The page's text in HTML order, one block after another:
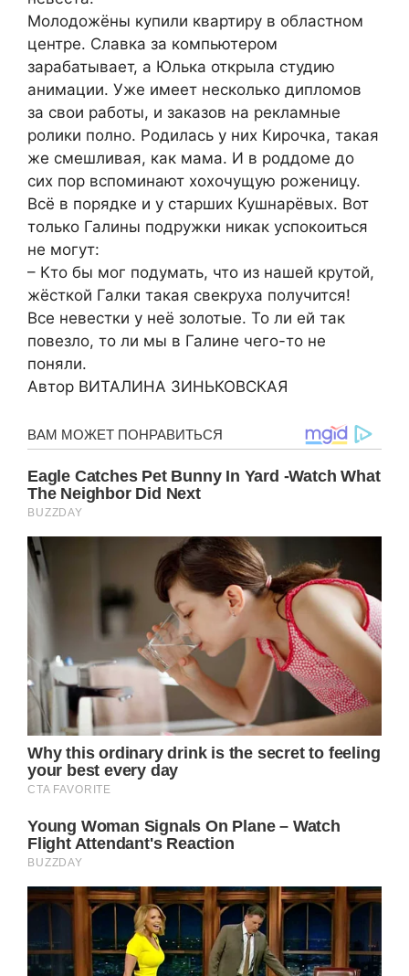
Молодожёны купили квартиру в областном
центре. Славка за компьютером
зарабатывает, а Юлька открыла студию
анимации. Уже имеет несколько дипломов
за свои работы, и заказов на рекламные
ролики полно. Родилась у них Кирочка, такая
же смешливая, как мама. И в роддоме до
сих пор вспоминают хохочущую роженицу.
Всё в порядке и у старших Кушнарёвых. Вот
только Галины подружки никак успокоиться
не могут:
– Кто бы мог подумать, что из нашей крутой,
жёсткой Галки такая свекруха получится!
Все невестки у неё золотые. То ли ей так
повезло, то ли мы в Галине чего-то не
поняли.
Автор ВИТАЛИНА ЗИНЬКОВСКАЯ